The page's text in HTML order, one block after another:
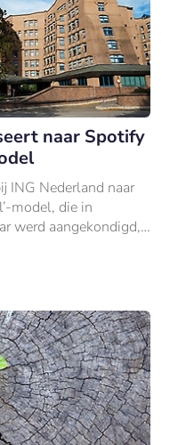
naar Spotify
ING Nederland naar
model, die in
werd aangekondigd,